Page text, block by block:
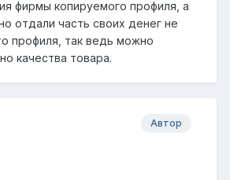
фирмы копируемого профиля, а
отдали часть своих денег не
профиля, так ведь можно
качества товара.
Автор